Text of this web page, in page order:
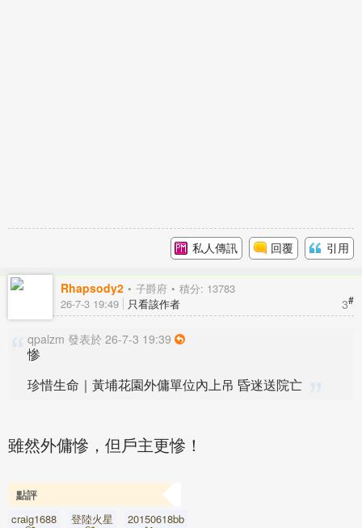
私人傳訊 回覆 引用
Rhapsody2 子爵府 積分: 13783
3#
26-7-3 19:49 只看該作者
qpalzm 發表於 26-7-3 19:39
惨
珍惜生命｜黃埔花園外傭單位內上吊 昏迷送院亡
雖然外傭慘，但戶主更慘！
點評
craig1688
登陸火星 20150618bb